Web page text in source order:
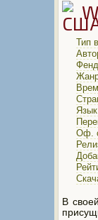
Тип
Оф.
В